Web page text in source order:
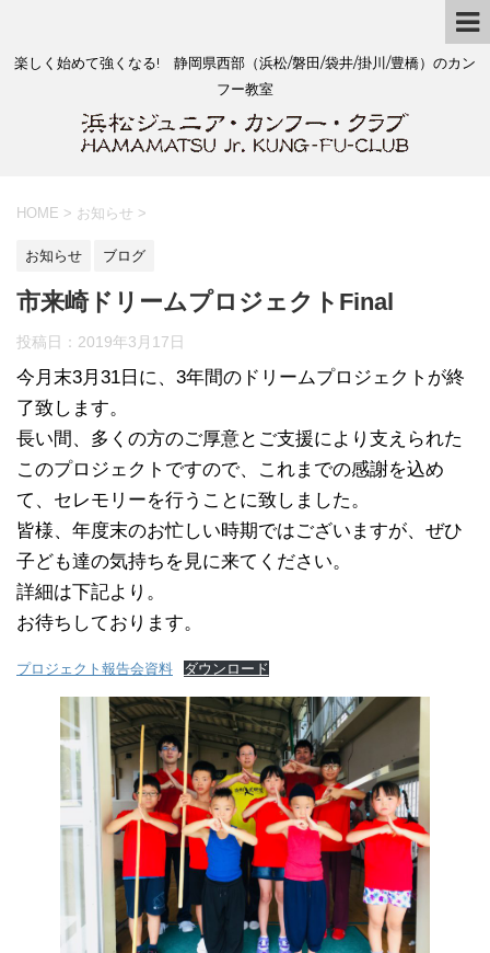
楽しく始めて強くなる! 静岡県西部（浜松/磐田/袋井/掛川/豊橋）のカン
フー教室
HOME > お知らせ >
お知らせ ブログ
市来崎ドリームプロジェクトFinal
投稿日： 2019年3月17日
今月末3月31日に、3年間のドリームプロジェクトが終
了致します。
長い間、多くの方のご厚意とご支援により支えられた
このプロジェクトですので、これまでの感謝を込め
て、セレモリーを行うことに致しました。
皆様、年度末のお忙しい時期ではございますが、ぜひ
子ども達の気持ちを見に来てください。
詳細は下記より。
お待ちしております。
プロジェクト報告会資料 ダウンロード